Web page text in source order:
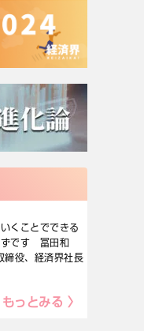
くことでできる
ずです 冨田和
役、経済界社長
もっとみる 〉